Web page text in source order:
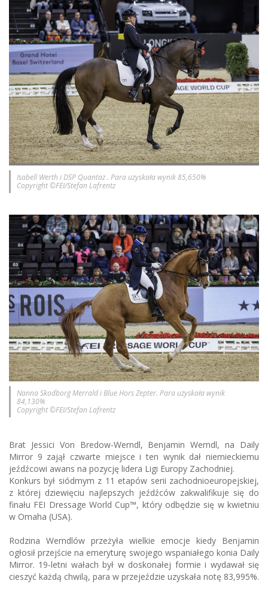
Isabell Werth i DSP Quantaz . Para uzyskała wynik 85,650%
Copyright ©FEI/Stefan Lafrentz
Nanna Skodborg Merrald i Blue Hors Zepter. Para uzyskała wynik
84,130%
Copyright ©FEI/Stefan Lafrentz
Brat Jessici Von Bredow-Werndl, Benjamin Werndl, na Daily
Mirror 9 zajął czwarte miejsce i ten wynik dał niemieckiemu
jeźdźcowi awans na pozycję lidera Ligi Europy Zachodniej.
Konkurs był siódmym z 11 etapów serii zachodnioeuropejskiej,
z której dziewięciu najlepszych jeźdźców zakwalifikuje się do
finału FEI Dressage World Cup™, który odbędzie się w kwietniu
w Omaha (USA).
Rodzina Werndlów przeżyła wielkie emocje kiedy Benjamin
ogłosił przejście na emeryturę swojego wspaniałego konia Daily
Mirror. 19-letni wałach był w doskonałej formie i wydawał się
cieszyć każdą chwilą, para w przejeździe uzyskała notę 83,995%.